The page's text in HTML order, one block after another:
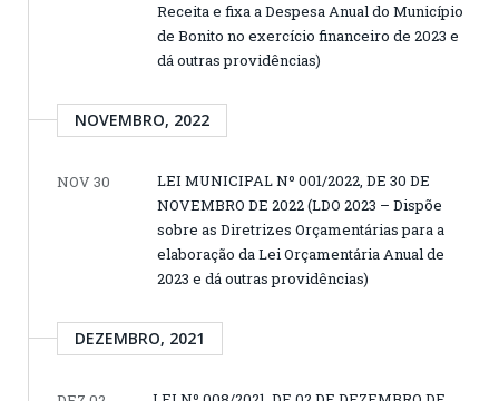
Receita e fixa a Despesa Anual do Município
de Bonito no exercício financeiro de 2023 e
dá outras providências)
NOVEMBRO, 2022
NOV 30
LEI MUNICIPAL Nº 001/2022, DE 30 DE
NOVEMBRO DE 2022 (LDO 2023 – Dispõe
sobre as Diretrizes Orçamentárias para a
elaboração da Lei Orçamentária Anual de
2023 e dá outras providências)
DEZEMBRO, 2021